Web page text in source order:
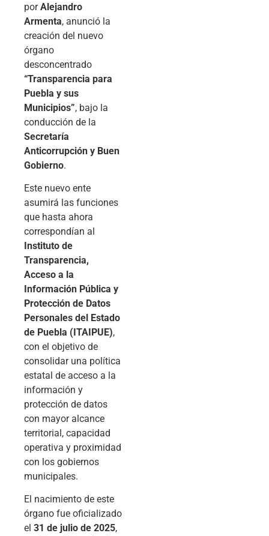
porAlejandro
Armenta, anunció la
creación del nuevo
órgano
desconcentrado
“Transparencia para
Puebla y sus
Municipios”, bajo la
conducción de la
Secretaría
Anticorrupción y Buen
Gobierno.
Este nuevo ente
asumirá las funciones
que hasta ahora
correspondían al
Instituto de
Transparencia,
Acceso a la
Información Pública y
Protección de Datos
Personales del Estado
de Puebla (ITAIPUE),
con el objetivo de
consolidar una política
estatal de acceso a la
información y
protección de datos
con mayor alcance
territorial, capacidad
operativa y proximidad
con los gobiernos
municipales.
El nacimiento de este
órgano fue oficializado
el 31 de julio de 2025,